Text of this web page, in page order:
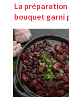
La préparation
bouquet garni
sublimer vos